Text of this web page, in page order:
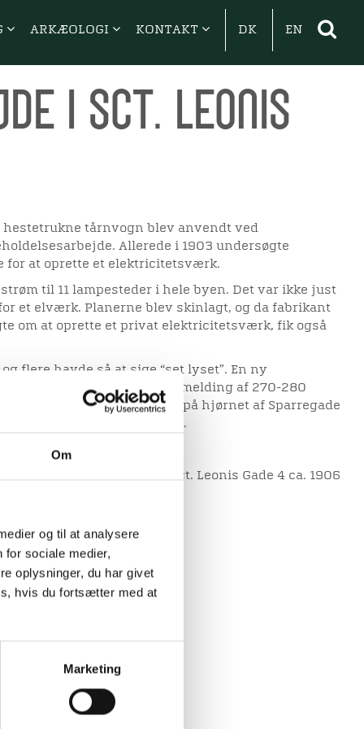
Om
og til at analysere
for sociale medier,
oplysninger, du har givet
hvis du fortsætter med at
Marketing
ARKÆOLOGI KONTAKT DK EN
i Sct. Leonis
tårnvogn blev anvendt ved
Allerede i 1903 undersøgte
for at oprette et elektricitetsværk.
til 11 lampesteder i hele byen. Det var ikke just
et elværk. Planerne blev skinlagt, og da fabrikant
om at oprette et privat elektricitetsværk, fik også
flere havde så at sige “set lyset”. En ny
nu kunne regne med tilmelding af 270-280
Viborg Elektricitetsværk på hjørnet af Sparregade
taget i brug 12.januar 1907.
på arbejde ved Sct. Leonis Gade 4 ca. 1906